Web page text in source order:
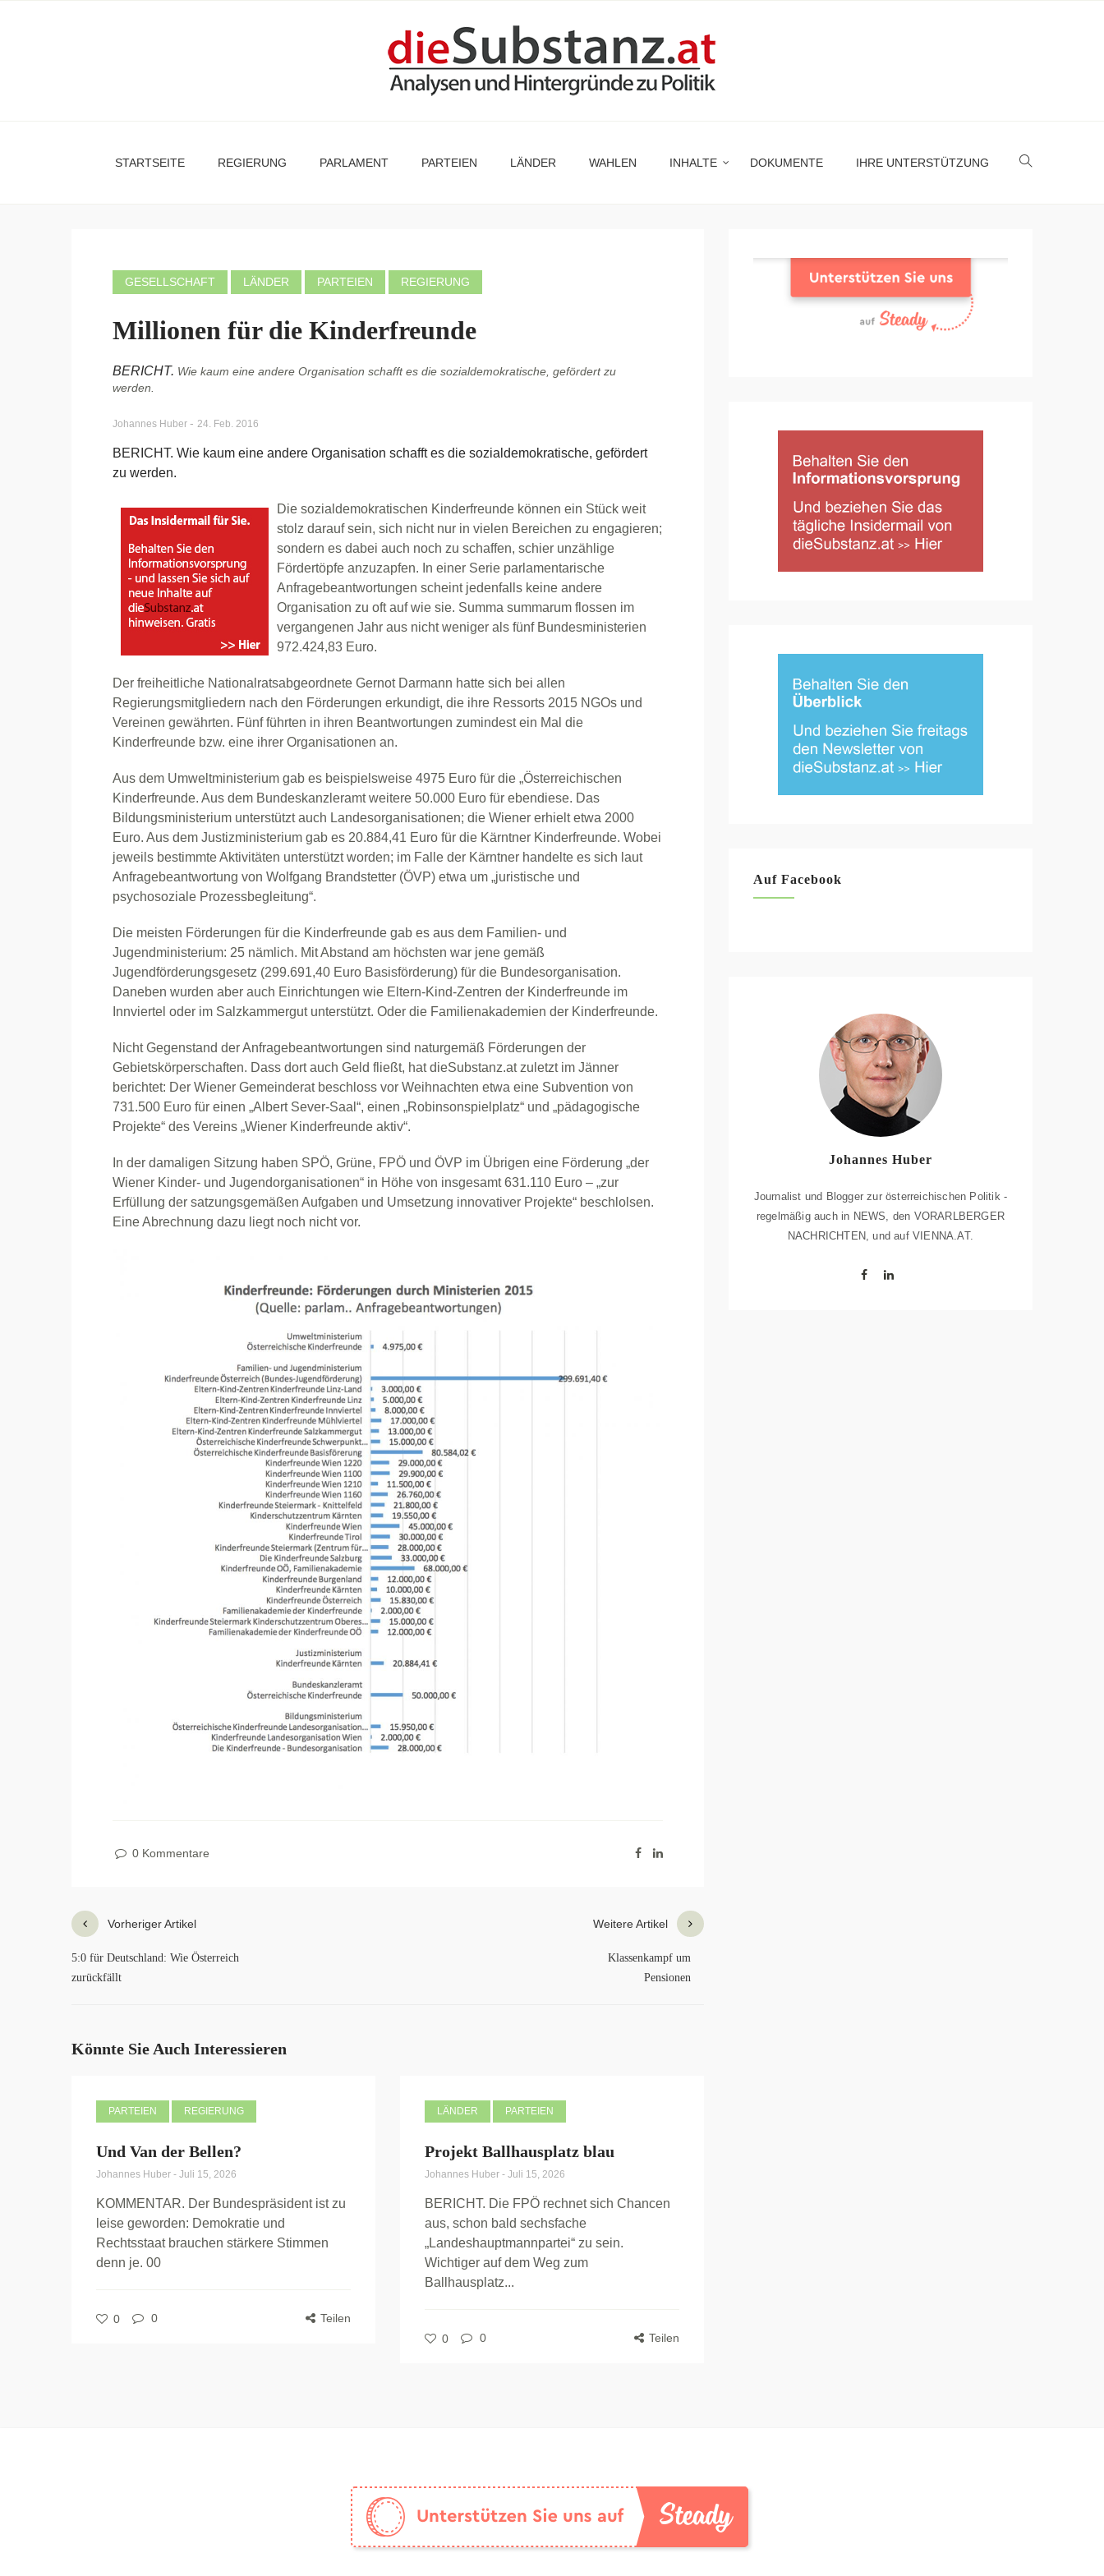
STARTSEITE REGIERUNG PARLAMENT PARTEIEN LÄNDER WAHLEN INHALTE DOKUMENTE IHRE UNTERSTÜTZUNG
GESELLSCHAFT LÄNDER PARTEIEN REGIERUNG
Millionen für die Kinderfreunde
BERICHT. Wie kaum eine andere Organisation schafft es die sozialdemokratische, gefördert zu
werden.
Johannes Huber - 24. Feb. 2016
BERICHT. Wie kaum eine andere Organisation schafft es die sozialdemokratische, gefördert
zu werden.
Die sozialdemokratischen Kinderfreunde können ein Stück weit
stolz darauf sein, sich nicht nur in vielen Bereichen zu engagieren;
sondern es dabei auch noch zu schaffen, schier unzählige
Fördertöpfe anzuzapfen. In einer Serie parlamentarische
Anfragebeantwortungen scheint jedenfalls keine andere
Organisation zu oft auf wie sie. Summa summarum flossen im
vergangenen Jahr aus nicht weniger als fünf Bundesministerien
972.424,83 Euro.
Der freiheitliche Nationalratsabgeordnete Gernot Darmann hatte sich bei allen
Regierungsmitgliedern nach den Förderungen erkundigt, die ihre Ressorts 2015 NGOs und
Vereinen gewährten. Fünf führten in ihren Beantwortungen zumindest ein Mal die
Kinderfreunde bzw. eine ihrer Organisationen an.
Aus dem Umweltministerium gab es beispielsweise 4975 Euro für die „Österreichischen
Kinderfreunde. Aus dem Bundeskanzleramt weitere 50.000 Euro für ebendiese. Das
Bildungsministerium unterstützt auch Landesorganisationen; die Wiener erhielt etwa 2000
Euro. Aus dem Justizministerium gab es 20.884,41 Euro für die Kärntner Kinderfreunde. Wobei
jeweils bestimmte Aktivitäten unterstützt worden; im Falle der Kärntner handelte es sich laut
Anfragebeantwortung von Wolfgang Brandstetter (ÖVP) etwa um „juristische und
psychosoziale Prozessbegleitung“.
Die meisten Förderungen für die Kinderfreunde gab es aus dem Familien- und
Jugendministerium: 25 nämlich. Mit Abstand am höchsten war jene gemäß
Jugendförderungsgesetz (299.691,40 Euro Basisförderung) für die Bundesorganisation.
Daneben wurden aber auch Einrichtungen wie Eltern-Kind-Zentren der Kinderfreunde im
Innviertel oder im Salzkammergut unterstützt. Oder die Familienakademien der Kinderfreunde.
Nicht Gegenstand der Anfragebeantwortungen sind naturgemäß Förderungen der
Gebietskörperschaften. Dass dort auch Geld fließt, hat dieSubstanz.at zuletzt im Jänner
berichtet: Der Wiener Gemeinderat beschloss vor Weihnachten etwa eine Subvention von
731.500 Euro für einen „Albert Sever-Saal“, einen „Robinsonspielplatz“ und „pädagogische
Projekte“ des Vereins „Wiener Kinderfreunde aktiv“.
In der damaligen Sitzung haben SPÖ, Grüne, FPÖ und ÖVP im Übrigen eine Förderung „der
Wiener Kinder- und Jugendorganisationen“ in Höhe von insgesamt 631.110 Euro – „zur
Erfüllung der satzungsgemäßen Aufgaben und Umsetzung innovativer Projekte“ beschlolsen.
Eine Abrechnung dazu liegt noch nicht vor.
0 Kommentare
Vorheriger Artikel
5:0 für Deutschland: Wie Österreich
zurückfällt
Weitere Artikel
Klassenkampf um
Pensionen
Könnte Sie Auch Interessieren
PARTEIEN REGIERUNG
Und Van der Bellen?
Johannes Huber - Juli 15, 2026
KOMMENTAR. Der Bundespräsident ist zu
leise geworden: Demokratie und
Rechtsstaat brauchen stärkere Stimmen
denn je. 00
0 0 Teilen
LÄNDER PARTEIEN
Projekt Ballhausplatz blau
Johannes Huber - Juli 15, 2026
BERICHT. Die FPÖ rechnet sich Chancen
aus, schon bald sechsfache
„Landeshauptmannpartei“ zu sein.
Wichtiger auf dem Weg zum
Ballhausplatz...
0 0 Teilen
Auf Facebook
Johannes Huber
Journalist und Blogger zur österreichischen Politik -
regelmäßig auch in NEWS, den VORARLBERGER
NACHRICHTEN, und auf VIENNA.AT.